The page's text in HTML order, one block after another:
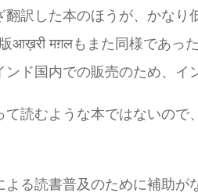
訳した本のほうが、かな
आख़री मग़लもまた同様であっ
ド国内での販売のため、イ
て読むような本ではないの
る読書普及のために補助が